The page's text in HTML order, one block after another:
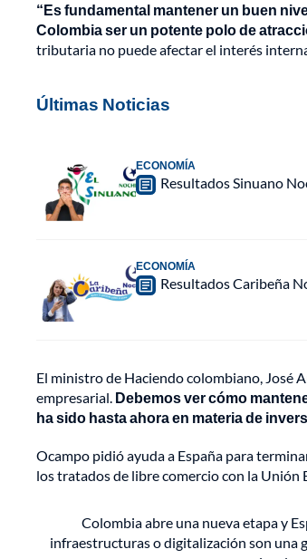
“Es fundamental mantener un buen
Colombia ser un potente polo de
tributaria no puede afectar el interés
Últimas Noticias
ECONOMÍA
Resultados Sinuano
ECONOMÍA
Resultados Caribeña
El ministro de Haciendo colombiano, José
empresarial. Debemos ver cómo
ha sido hasta ahora en materia de
Ocampo pidió ayuda a España para
los tratados de libre comercio con la Unión
Colombia abre una nueva etapa y
infraestructuras o digitalización son una